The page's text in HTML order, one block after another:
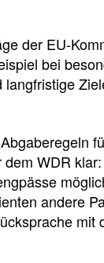
der EU-
bei
WDR
andere
mit